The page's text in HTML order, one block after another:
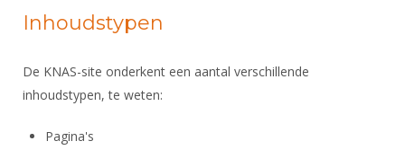
Inhoudstypen
De KNAS-site onderkent een aantal verschillende
inhoudstypen, te weten:
Pagina's